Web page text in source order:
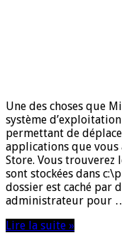
Une des choses que
système
permettant de
applications que
Store. Vous trouverez
sont stockées dans
dossier est caché par
administrateur pour
Lire la suite »